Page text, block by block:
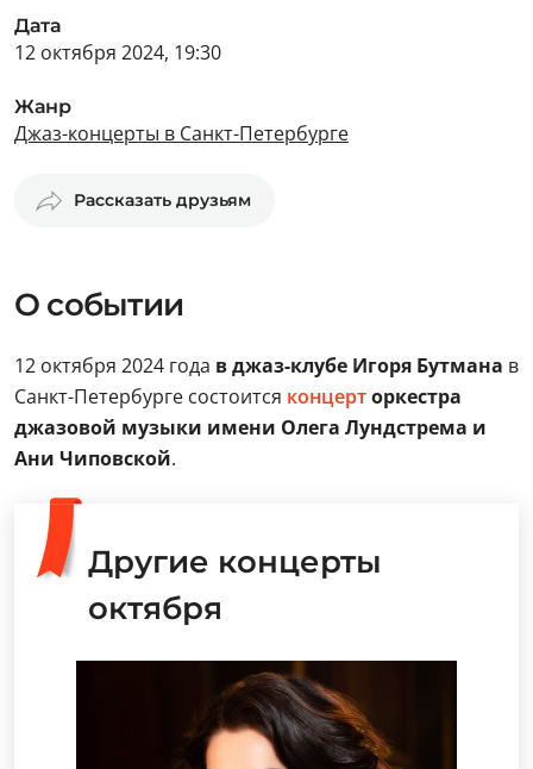
Дата
12 октября 2024, 19:30
Жанр
Джаз-концерты в Санкт-Петербурге
Рассказать друзьям
О событии
12 октября 2024 года в джаз-клубе Игоря Бутмана в
Санкт-Петербурге состоится концерторкестра
джазовой музыки имени Олега Лундстрема и
Ани Чиповской.
Другие концерты
октября